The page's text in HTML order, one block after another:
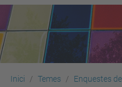
Inici Temes
Enquestes